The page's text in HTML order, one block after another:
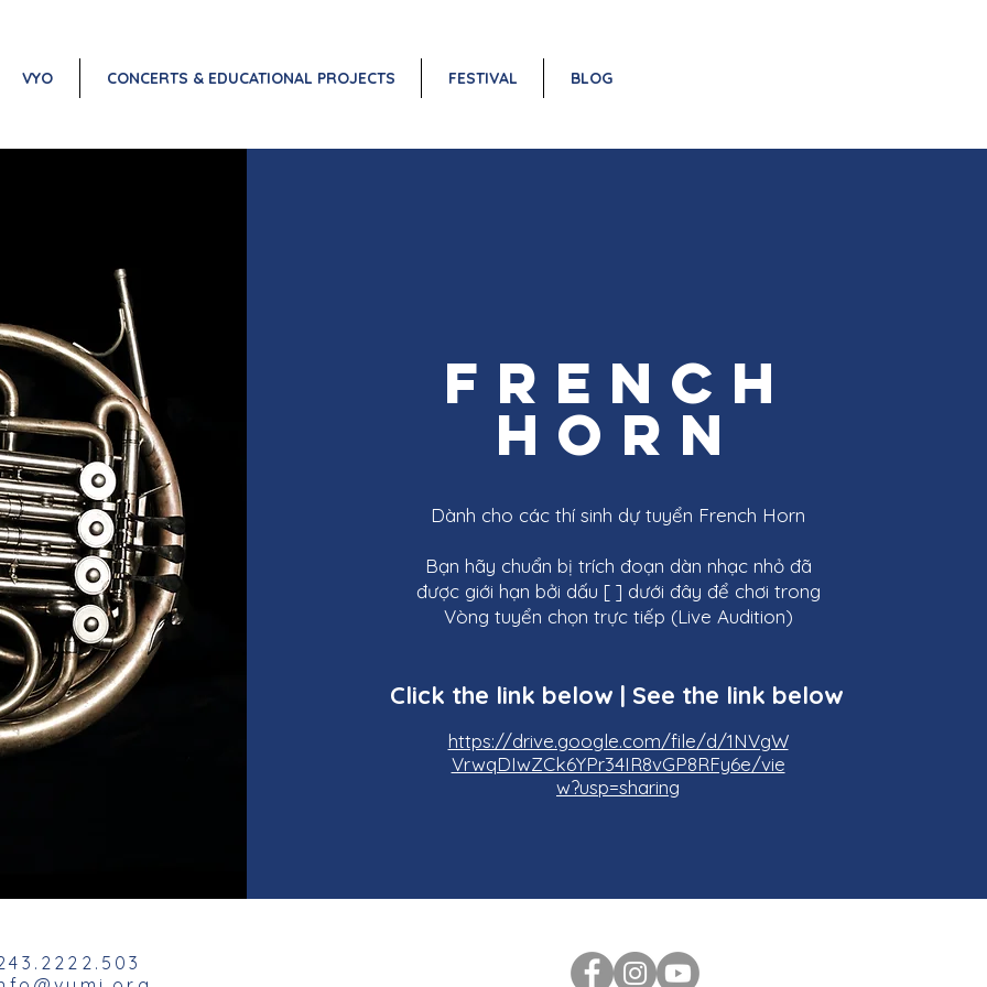
VYO CONCERTS & EDUCATIONAL PROJECTS FESTIVAL BLOG
French
Horn
Dành cho các thí sinh dự tuyển French Horn
Bạn hãy chuẩn bị trích đoạn dàn nhạc nhỏ đã
được giới hạn bởi dấu [ ] dưới đây để chơi trong
Vòng tuyển chọn trực tiếp (Live Audition)
Click the link below | See the link below
https://drive.google.com/file/d/1NVgW
VrwqDIwZCk6YPr34IR8vGP8RFy6e/vie
w?usp=sharing